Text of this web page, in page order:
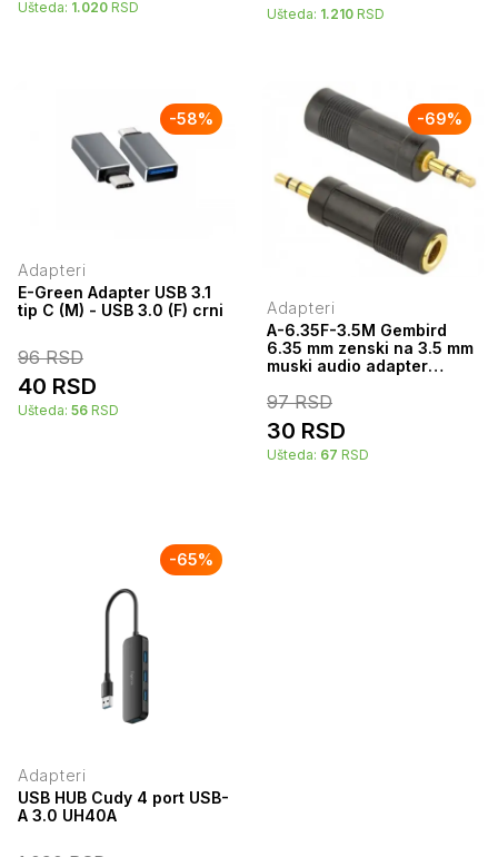
Ušteda: 1.020 RSD Ušteda: 1.210 RSD
-58%
Adapteri
E-Green Adapter USB 3.1
tip C (M) - USB 3.0 (F) crni
96RSD
40 RSD
Ušteda: 56 RSD
-69%
Adapteri
A-6.35F-3.5M Gembird
6.35 mm zenski na 3.5 mm
muski audio adapter
97RSD
30 RSD
Ušteda: 67 RSD
-65%
Adapteri
USB HUB Cudy 4 port USB-
A 3.0 UH40A